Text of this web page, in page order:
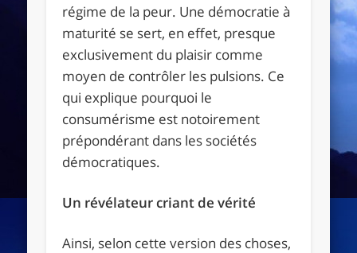
régime de la peur. Une démocratie à
maturité se sert, en effet, presque
exclusivement du plaisir comme
moyen de contrôler les pulsions. Ce
qui explique pourquoi le
consumérisme est notoirement
prépondérant dans les sociétés
démocratiques.
Un révélateur criant de vérité
Ainsi, selon cette version des choses,